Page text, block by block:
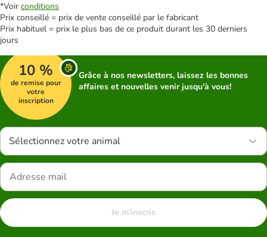
*Voir conditions
Prix conseillé = prix de vente conseillé par le fabricant
Prix habituel = prix le plus bas de ce produit durant les 30 derniers
jours
10 %
de remise pour
votre
inscription
Grâce à nos newsletters, laissez les bonnes
affaires et nouvelles venir jusqu'à vous!
Sélectionnez votre animal
Je m'inscris